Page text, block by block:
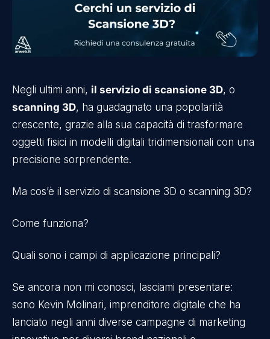
Negli ultimi anni, il servizio di scansione 3D, o
scanning 3D, ha guadagnato una popolarità
crescente, grazie alla sua capacità di trasformare
oggetti fisici in modelli digitali tridimensionali con una
precisione sorprendente.
Ma cos’è il servizio di scansione 3D o scanning 3D?
Come funziona?
Quali sono i campi di applicazione principali?
Se ancora non mi conosci, lasciami presentare:
sono Kevin Molinari, imprenditore digitale che ha
lanciato negli anni diverse campagne di marketing